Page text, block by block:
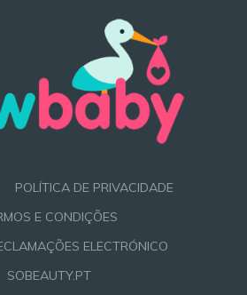
POLÍTICA DE PRIVACIDADE
E CONDIÇÕES
ELECTRÓNICO
SOBEAUTY.PT